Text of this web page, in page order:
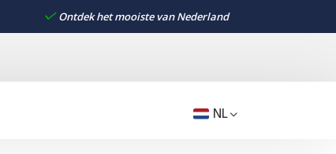
Ontdek het mooiste van Nederland
NL